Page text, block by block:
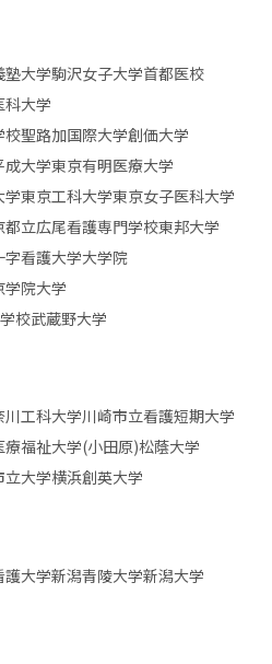
塾大学駒沢女子大学首都医校
科大学
校聖路加国際大学創価大学
成大学東京有明医療大学
学東京工科大学東京女子医科大学
都立広尾看護専門学校東邦大学
字看護大学大学院
学院大学
校武蔵野大学
川工科大学川崎市立看護短期大学
療福祉大学(小田原)松蔭大学
立大学横浜創英大学
護大学新潟青陵大学新潟大学